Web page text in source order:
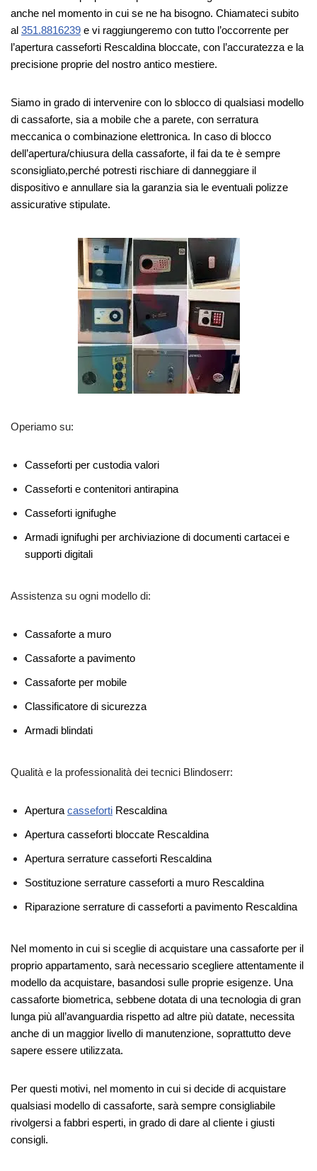
anche nel momento in cui se ne ha bisogno. Chiamateci subito
al 351.8816239 e vi raggiungeremo con tutto l’occorrente per
l’apertura casseforti Rescaldina bloccate, con l’accuratezza e la
precisione proprie del nostro antico mestiere.
Siamo in grado di intervenire con lo sblocco di qualsiasi modello
di cassaforte, sia a mobile che a parete, con serratura
meccanica o combinazione elettronica. In caso di blocco
dell’apertura/chiusura della cassaforte, il fai da te è sempre
sconsigliato,perché potresti rischiare di danneggiare il
dispositivo e annullare sia la garanzia sia le eventuali polizze
assicurative stipulate.
Operiamo su:
Casseforti per custodia valori
Casseforti e contenitori antirapina
Casseforti ignifughe
Armadi ignifughi per archiviazione di documenti cartacei e
supporti digitali
Assistenza su ogni modello di:
Cassaforte a muro
Cassaforte a pavimento
Cassaforte per mobile
Classificatore di sicurezza
Armadi blindati
Qualità e la professionalità dei tecnici Blindoserr:
Apertura casseforti Rescaldina
Apertura casseforti bloccate Rescaldina
Apertura serrature casseforti Rescaldina
Sostituzione serrature casseforti a muro Rescaldina
Riparazione serrature di casseforti a pavimento Rescaldina
Nel momento in cui si sceglie di acquistare una cassaforte per il
proprio appartamento, sarà necessario scegliere attentamente il
modello da acquistare, basandosi sulle proprie esigenze. Una
cassaforte biometrica, sebbene dotata di una tecnologia di gran
lunga più all’avanguardia rispetto ad altre più datate, necessita
anche di un maggior livello di manutenzione, soprattutto deve
sapere essere utilizzata.
Per questi motivi, nel momento in cui si decide di acquistare
qualsiasi modello di cassaforte, sarà sempre consigliabile
rivolgersi a fabbri esperti, in grado di dare al cliente i giusti
consigli.